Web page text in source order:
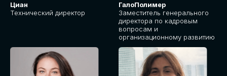
Циан
Технический директор
ГалоПолимер
Заместитель генерального
директора по кадровым
вопросам и
организационному развитию